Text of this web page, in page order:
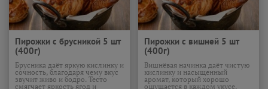
Пирожки с брусникой 5 шт
(400г)
Брусника даёт яркую кислинку и
сочность, благодаря чему вкус
звучит живо и бодро. Тесто
смягчает яркость ягод и
Пирожки с вишней 5 шт
(400г)
Вишнёвая начинка даёт чистую
кислинку и насыщенный
аромат, который хорошо
ощущается в каждом укусе.